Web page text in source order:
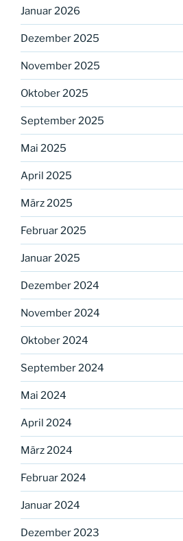
Januar 2026
Dezember 2025
November 2025
Oktober 2025
September 2025
Mai 2025
April 2025
März 2025
Februar 2025
Januar 2025
Dezember 2024
November 2024
Oktober 2024
September 2024
Mai 2024
April 2024
März 2024
Februar 2024
Januar 2024
Dezember 2023